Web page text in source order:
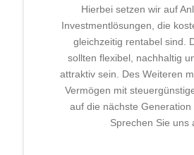
Hierbei setzen wir auf
Investmentlösungen, die
gleichzeitig rentabel sind.
sollten flexibel, nachhaltig
attraktiv sein. Des Weiteren
Vermögen mit
auf die nächste Generation
Sprechen Sie uns